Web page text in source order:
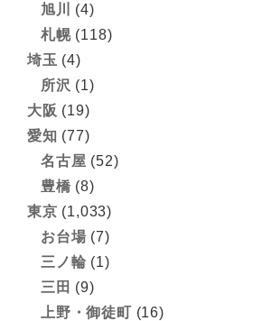
旭川
(4)
札幌(118)
埼玉 (4)
所沢 (1)
大阪 (19)
愛知 (77)
名古屋 (52)
豊橋 (8)
東京 (1,033)
お台場 (7)
三ノ輪 (1)
三田 (9)
上野・御徒町 (16)